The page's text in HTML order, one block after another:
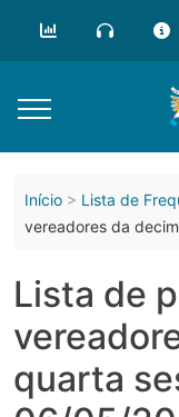
conteúdo
Início Lista de
vereadores da
Lista de
quarta